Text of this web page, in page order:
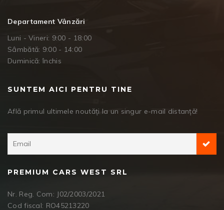
Departament Vânzări
Luni - Vineri: 9:00 - 18:00
Sâmbătă: 9:00 - 14:00
Duminică: închis
SUNTEM AICI PENTRU TINE
Află primul ultimele noutăți la un singur e-mail distanță!
PREMIUM CARS WEST SRL
Nr. Reg. Com: J02/2003/2021
Cod fiscal: RO45213220